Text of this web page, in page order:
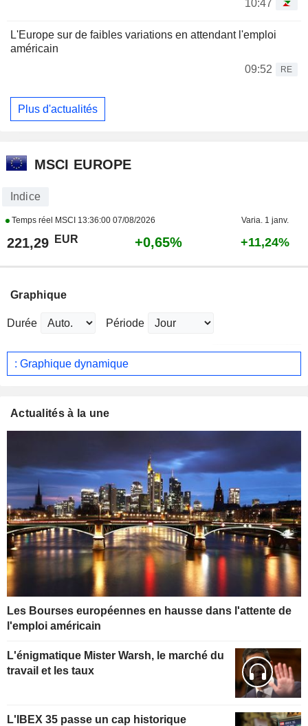
10:47
L'Europe sur de faibles variations en attendant l'emploi
américain
09:52
RE
Plus d'actualités
MSCI EUROPE
Indice
Temps réel MSCI 13:36:00 07/08/2026 Varia. 1 janv.
221,29 EUR +0,65% +11,24%
Graphique
Durée Période
: Graphique dynamique
Actualités à la une
Les Bourses européennes en hausse dans l'attente de
l'emploi américain
L'énigmatique Mister Warsh, le marché du
travail et les taux
L'IBEX 35 passe un cap historique